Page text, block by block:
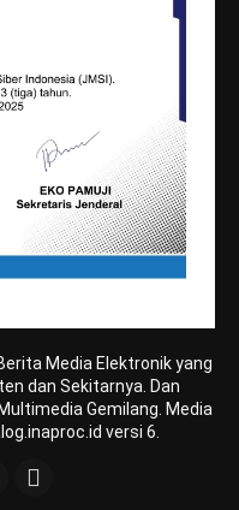
Media Elektronik yang
dan Sekitarnya. Dan
Gemilang. Media
versi 6.